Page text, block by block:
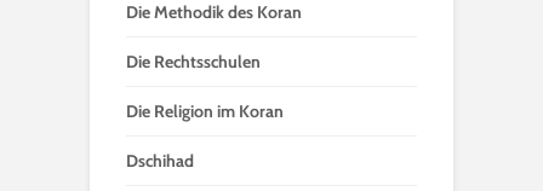
Die Methodik des Koran
Die Rechtsschulen
Die Religion im Koran
Dschihad